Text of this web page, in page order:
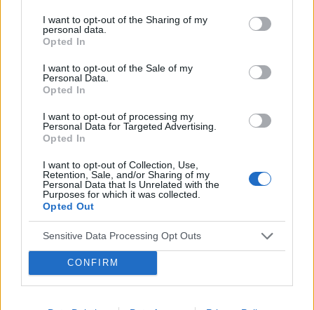
I want to opt-out of the Sharing of my
personal data.
Opted In
I want to opt-out of the Sale of my
Personal Data.
Opted In
I want to opt-out of processing my
Personal Data for Targeted Advertising.
Opted In
I want to opt-out of Collection, Use,
Retention, Sale, and/or Sharing of my
Personal Data that Is Unrelated with the
Purposes for which it was collected.
Opted Out
Sensitive Data Processing Opt Outs
CONFIRM
kobiet w połogu. Stanowi profilaktykę
obniżania i wypadania narządu rodnego oraz
przyspiesza powrót funkcji seksualnych po
porodzie. Niestety, w Polsce świadomość na
temat znaczenia i poprawnej pracy z
mięśniami dna miednicy jest nadal niska.
Razem możemy to zmienić!
W czasie wirtualnej konferencji dr Urszula
Herman przybliży aktualny stan wiedzy
medycznej oraz wyniki swoich wieloletnich
badań na temat fizjologii mięśni dna
miednicy i zmian jakie zachodzą w czasie